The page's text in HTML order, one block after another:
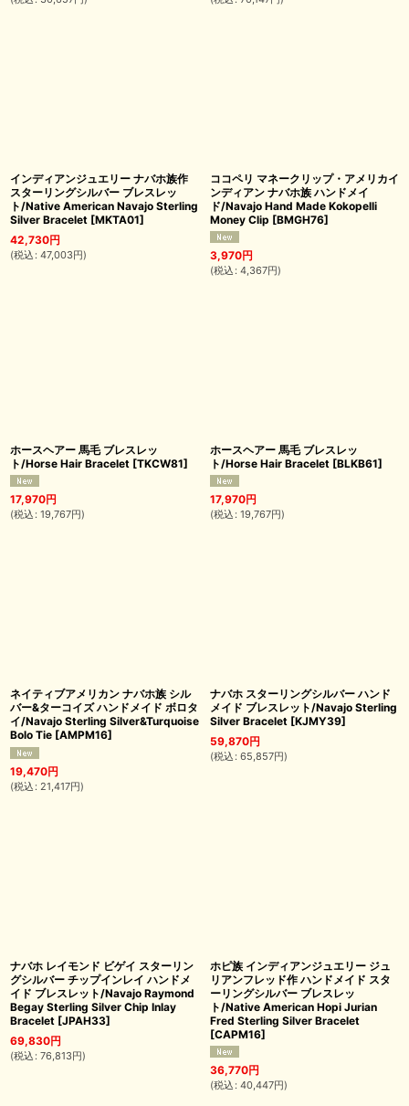
インディアンジュエリー ナバホ族作
スターリングシルバー ブレスレッ
ト/Native American Navajo Sterling
Silver Bracelet [MKTA01]
42,730円
(税込 : 47,003円)
ココペリ マネークリップ・アメリカイ
ンディアン ナバホ族 ハンドメイ
ド/Navajo Hand Made Kokopelli
Money Clip [BMGH76]
3,970円
(税込 : 4,367円)
ホースヘアー 馬毛 ブレスレッ
ト/Horse Hair Bracelet [TKCW81]
17,970円
(税込 : 19,767円)
ホースヘアー 馬毛 ブレスレッ
ト/Horse Hair Bracelet [BLKB61]
17,970円
(税込 : 19,767円)
ネイティブアメリカン ナバホ族 シル
バー&ターコイズ ハンドメイド ボロタ
イ/Navajo Sterling Silver&Turquoise
Bolo Tie [AMPM16]
19,470円
(税込 : 21,417円)
ナバホ スターリングシルバー ハンド
メイド ブレスレット/Navajo Sterling
Silver Bracelet [KJMY39]
59,870円
(税込 : 65,857円)
ナバホ レイモンド ビゲイ スターリン
グシルバー チップインレイ ハンドメ
イド ブレスレット/Navajo Raymond
Begay Sterling Silver Chip Inlay
Bracelet [JPAH33]
69,830円
(税込 : 76,813円)
ホピ族 インディアンジュエリー ジュ
リアンフレッド作 ハンドメイド スタ
ーリングシルバー ブレスレッ
ト/Native American Hopi Jurian
Fred Sterling Silver Bracelet
[CAPM16]
36,770円
(税込 : 40,447円)